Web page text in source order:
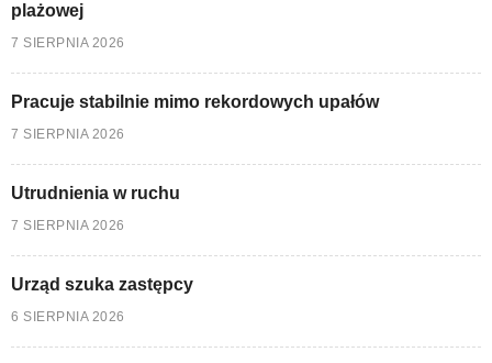
plażowej
7 SIERPNIA 2026
Pracuje stabilnie mimo rekordowych upałów
7 SIERPNIA 2026
Utrudnienia w ruchu
7 SIERPNIA 2026
Urząd szuka zastępcy
6 SIERPNIA 2026